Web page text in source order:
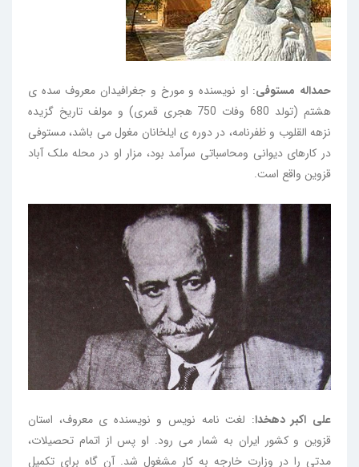
حمداله مستوفی: او نویسنده و مورخ و جغرافیدان معروف سده ی
هشتم (تولد 680 وفات 750 هجری قمری) و مولف تاریخ گزیده
نزهه القلوب و ظفرنامه، در دوره ی ایلخانان مغول می باشد، مستوفی
در کارهای دیوانی ومحاسباتی سرآمد بود، مزار او در محله ملک آباد
قزوین واقع است.
علی اکبر دهخدا: لغت نامه نویس و نویسنده ی معروف، استان
قزوین و کشور ایران به شمار می رود. او پس از اتمام تحصیلات،
مدتی را در وزارت خارجه به کار مشغول شد. آن گاه برای تکمیل